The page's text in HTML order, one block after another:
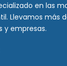
en las
Llevamos más
y empresas.